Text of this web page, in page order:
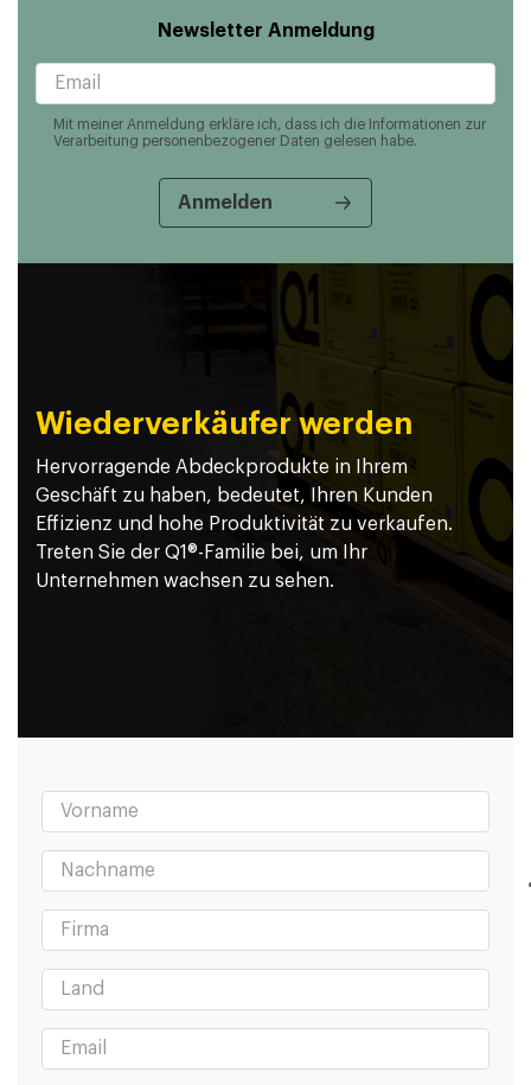
Newsletter Anmeldung
Mit meiner Anmeldung erkläre ich, dass ich die Informationen zur
Verarbeitung personenbezogener Daten gelesen habe.
Wiederverkäufer werden
Hervorragende Abdeckprodukte in Ihrem
Geschäft zu haben, bedeutet, Ihren Kunden
Effizienz und hohe Produktivität zu verkaufen.
Treten Sie der Q1®-Familie bei, um Ihr
Unternehmen wachsen zu sehen.